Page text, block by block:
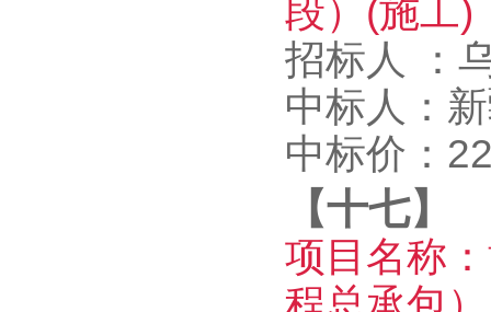
段）(施工)
招标人 ：
中标人：
中标价：
【十七】
项目名称：